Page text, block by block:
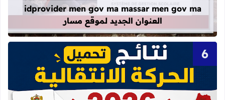
idprovider men gov ma massar men gov ma
العنوان الجديد لموقع مسار